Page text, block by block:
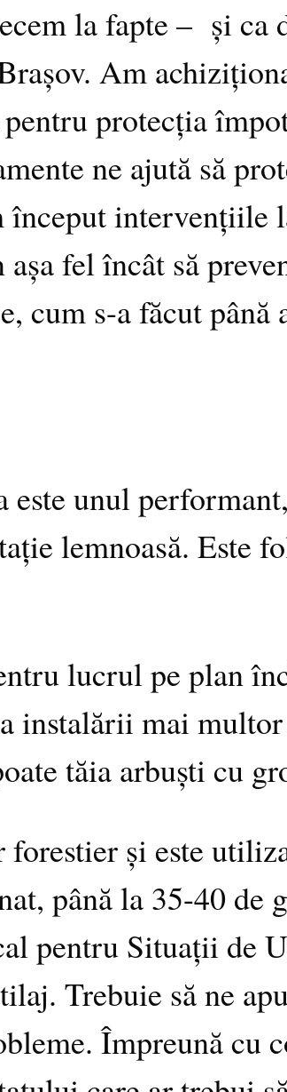
la fapte – și
Am
protecția
ne ajută să
început intervențiile
fel încât să
cum s-a făcut
unul
lemnoasă. Este
lucrul pe plan
instalării mai
tăia arbuști cu
și este
până la 35-40 de
pentru Situații de
Trebuie să ne
Împreună cu